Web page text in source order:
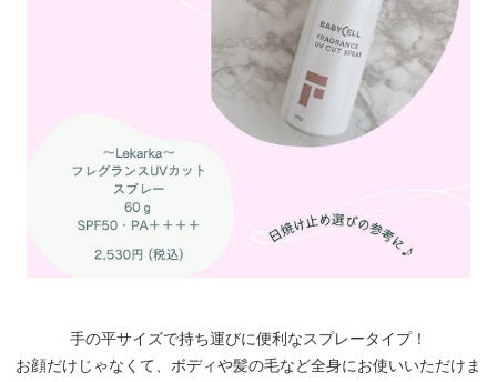
手の平サイズで持ち運びに便利なスプレータイプ！
お顔だけじゃなくて、ボディや髪の毛など全身にお使いいただけま